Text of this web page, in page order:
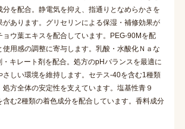
分を配合。静電気を抑え、指通りとなめらかさを
があります。グリセリンによる保湿・補修効果が
ョウ葉エキスを配合しています。PEG-90Mを配
使用感の調整に寄与します。乳酸・水酸化Ｎａな
・キレート剤を配合。処方のpHバランスを最適に
さしい環境を維持します。セテス-40を含む1種類
方全体の安定性を支えています。塩基性青９
含む2種類の着色成分を配合しています。香料成分